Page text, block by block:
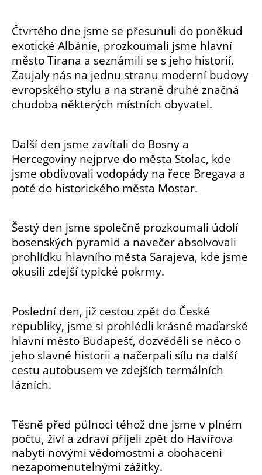
Čtvrtého dne jsme se přesunuli do poněkud
exotické Albánie, prozkoumali jsme hlavní
město Tirana a seznámili se s jeho historií.
Zaujaly nás na jednu stranu moderní budovy
evropského stylu a na straně druhé značná
chudoba některých místních obyvatel.
Další den jsme zavítali do Bosny a
Hercegoviny nejprve do města Stolac, kde
jsme obdivovali vodopády na řece Bregava a
poté do historického města Mostar.
Šestý den jsme společně prozkoumali údolí
bosenských pyramid a navečer absolvovali
prohlídku hlavního města Sarajeva, kde jsme
okusili zdejší typické pokrmy.
Poslední den, již cestou zpět do České
republiky, jsme si prohlédli krásné maďarské
hlavní město Budapešť, dozvěděli se něco o
jeho slavné historii a načerpali sílu na další
cestu autobusem ve zdejších termálních
lázních.
Těsně před půlnoci téhož dne jsme v plném
počtu, živí a zdraví přijeli zpět do Havířova
nabyti novými vědomostmi a obohaceni
nezapomenutelnými zážitky.